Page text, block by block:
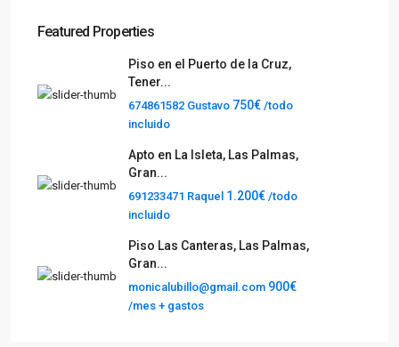
Featured Properties
Piso en el Puerto de la Cruz,
Tener...
674861582 Gustavo 750€ /todo
incluido
Apto en La Isleta, Las Palmas,
Gran...
691233471 Raquel 1.200€ /todo
incluido
Piso Las Canteras, Las Palmas,
Gran...
monicalubillo@gmail.com 900€
/mes + gastos